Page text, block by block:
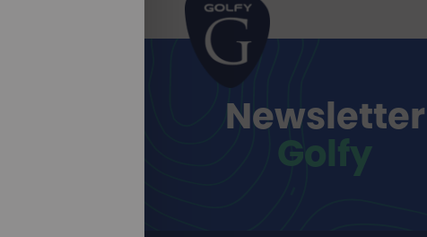
Newsletter
Golfy